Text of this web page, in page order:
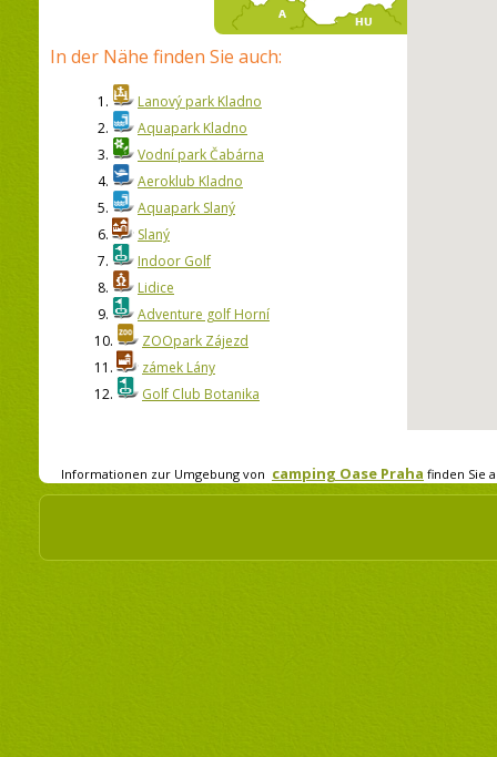
In der Nähe finden Sie auch:
1.
Lanový park Kladno
2.
Aquapark Kladno
3.
Vodní park Čabárna
4.
Aeroklub Kladno
5.
Aquapark Slaný
6.
Slaný
7.
Indoor Golf
8.
Lidice
9.
Adventure golf Horní
10.
ZOOpark Zájezd
11.
zámek Lány
12.
Golf Club Botanika
Informationen zur Umgebung von camping Oase Praha finden Sie